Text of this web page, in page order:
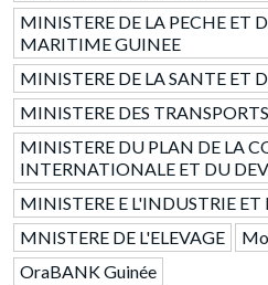
MINISTERE DE LA PECHE ET
MARITIME GUINEE
MINISTERE DE LA SANTE ET
MINISTERE DES TRANSPORTS
MINISTERE DU PLAN DE LA
INTERNATIONALE ET DU
MINISTERE E L'INDUSTRIE
MNISTERE DE L'ELEVAGE
OraBANK Guinée